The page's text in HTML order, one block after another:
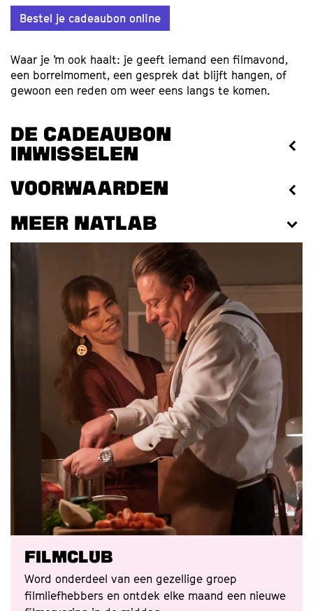
Bestel je cadeaubon online
Waar je ’m ook haalt: je geeft iemand een filmavond,
een borrelmoment, een gesprek dat blijft hangen, of
gewoon een reden om weer eens langs te komen.
DE CADEAUBON
INWISSELEN
VOORWAARDEN
Meer Natlab
FILMCLUB
Word onderdeel van een gezellige groep
filmliefhebbers en ontdek elke maand een nieuwe